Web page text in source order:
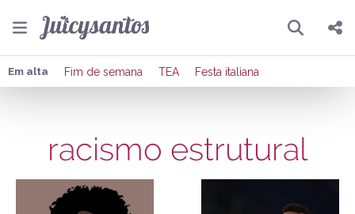
Pesquisar
Compartilhar
Enviar por Whatsapp
Publicar no Facebook
Em alta Fim de semana TEA Festa italiana
racismo estrutural